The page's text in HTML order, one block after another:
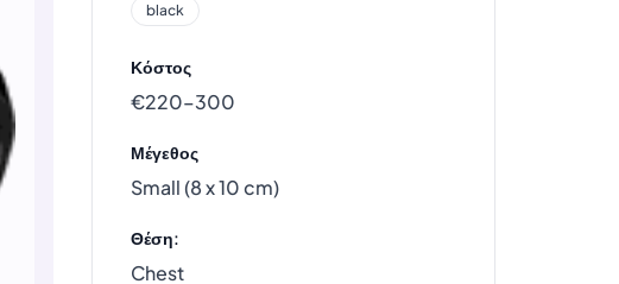
black
Κόστος
€220–300
Μέγεθος
Small (8 x 10 cm)
Θέση:
Chest